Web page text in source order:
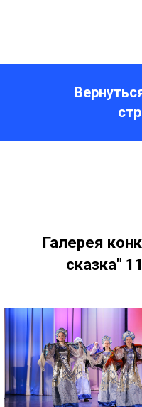
Галерея
сказка"